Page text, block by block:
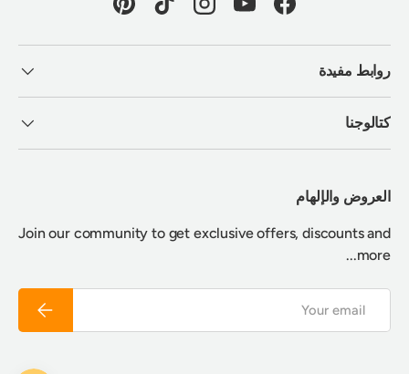
Facebook
YouTube
Instagram
TikTok
Pinterest
روابط مفيدة
كتالوجنا
العروض والإلهام
Join our community to get exclusive offers, discounts and
more...